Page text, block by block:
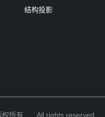
结构投影
版权所有 All rights reserved.